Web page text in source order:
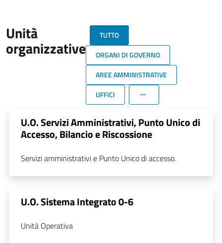
Unità
organizzative
TUTTO
ORGANI DI GOVERNO
AREE AMMINISTRATIVE
UFFICI
U.O. Servizi Amministrativi, Punto Unico di
Accesso, Bilancio e Riscossione
Servizi amministrativi e Punto Unico di accesso.
U.O. Sistema Integrato 0-6
Unità Operativa